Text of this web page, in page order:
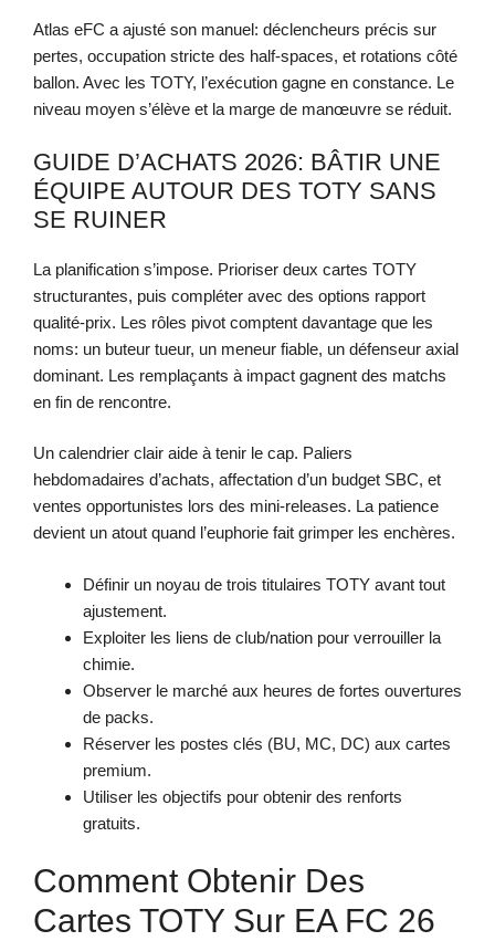
Atlas eFC a ajusté son manuel: déclencheurs précis sur
pertes, occupation stricte des half-spaces, et rotations côté
ballon. Avec les TOTY, l’exécution gagne en constance. Le
niveau moyen s’élève et la marge de manœuvre se réduit.
GUIDE D’ACHATS 2026: BÂTIR UNE
ÉQUIPE AUTOUR DES TOTY SANS
SE RUINER
La planification s’impose. Prioriser deux cartes TOTY
structurantes, puis compléter avec des options rapport
qualité-prix. Les rôles pivot comptent davantage que les
noms: un buteur tueur, un meneur fiable, un défenseur axial
dominant. Les remplaçants à impact gagnent des matchs
en fin de rencontre.
Un calendrier clair aide à tenir le cap. Paliers
hebdomadaires d’achats, affectation d’un budget SBC, et
ventes opportunistes lors des mini-releases. La patience
devient un atout quand l’euphorie fait grimper les enchères.
Définir un noyau de trois titulaires TOTY avant tout
ajustement.
Exploiter les liens de club/nation pour verrouiller la
chimie.
Observer le marché aux heures de fortes ouvertures
de packs.
Réserver les postes clés (BU, MC, DC) aux cartes
premium.
Utiliser les objectifs pour obtenir des renforts
gratuits.
Comment Obtenir Des
Cartes TOTY Sur EA FC 26